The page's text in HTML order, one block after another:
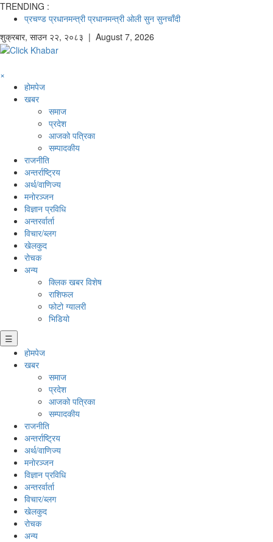
TRENDING :
प्रचण्ड प्रधानमन्त्री प्रधानमन्त्री ओली सुन सुनचाँदी
शुक्रबार, साउन २२, २०८३ | August 7, 2026
×
होमपेज
खबर
समाज
प्रदेश
आजको पत्रिका
सम्पादकीय
राजनीति
अन्तर्राष्ट्रिय
अर्थ/वाणिज्य
मनाेरञ्जन
विज्ञान प्रविधि
अन्तरर्वार्ता
विचार/ब्लग
खेलकुद
रोचक
अन्य
क्लिक खबर विशेष
राशिफल
फोटो ग्यालरी
भिडियो
☰
होमपेज
खबर
समाज
प्रदेश
आजको पत्रिका
सम्पादकीय
राजनीति
अन्तर्राष्ट्रिय
अर्थ/वाणिज्य
मनाेरञ्जन
विज्ञान प्रविधि
अन्तरर्वार्ता
विचार/ब्लग
खेलकुद
रोचक
अन्य